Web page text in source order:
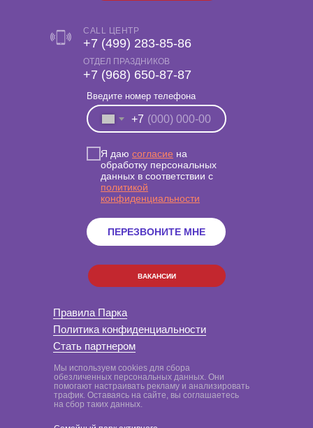
Введите номер телефона
+7
Я даю согласие на
обработку персональных
данных в соответствии с
политикой
конфиденциальности
ПЕРЕЗВОНИТЕ МНЕ
+7 (499) 283-85-86
‎+7 (968) 650-87-87
ОТДЕЛ ПРАЗДНИКОВ
CALL ЦЕНТР
Мы используем cookies для сбора
обезличенных персональных данных. Они
помогают настраивать рекламу и анализировать
трафик. Оставаясь на сайте, вы соглашаетесь
на сбор таких данных.
Правила Парка
Политика конфиденциальности
Стать партнером
ВАКАНСИИ